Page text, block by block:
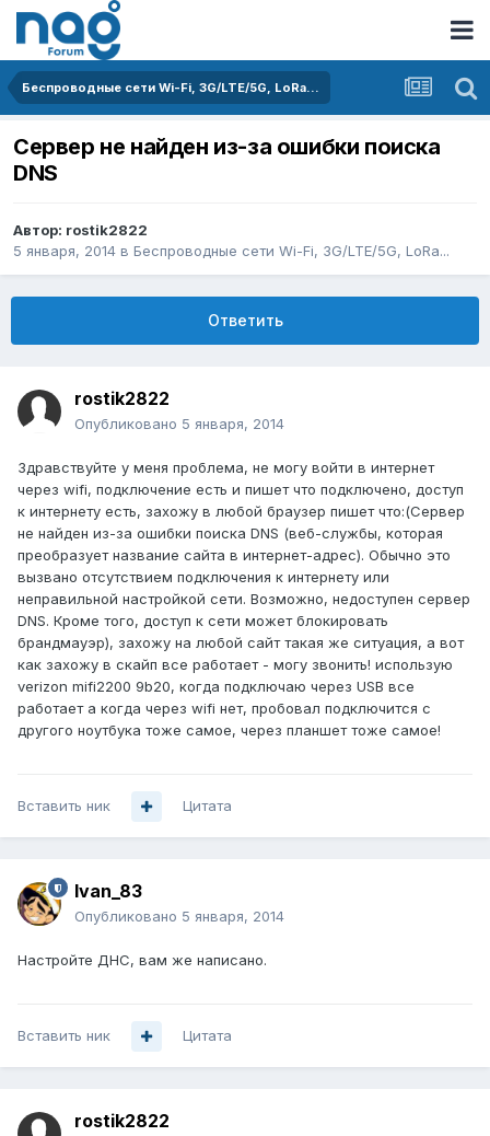
Беспроводные сети Wi-Fi, 3G/LTE/5G, LoRa...
Сервер не найден из-за ошибки поиска
DNS
Автор: rostik2822
5 января, 2014 в Беспроводные сети Wi-Fi, 3G/LTE/5G, LoRa...
Ответить
rostik2822
Опубликовано 5 января, 2014
Здравствуйте у меня проблема, не могу войти в интернет
через wifi, подключение есть и пишет что подключено, доступ
к интернету есть, захожу в любой браузер пишет что:(Сервер
не найден из-за ошибки поиска DNS (веб-службы, которая
преобразует название сайта в интернет-адрес). Обычно это
вызвано отсутствием подключения к интернету или
неправильной настройкой сети. Возможно, недоступен сервер
DNS. Кроме того, доступ к сети может блокировать
брандмауэр), захожу на любой сайт такая же ситуация, а вот
как захожу в скайп все работает - могу звонить! использую
verizon mifi2200 9b20, когда подключаю через USB все
работает а когда через wifi нет, пробовал подключится с
другого ноутбука тоже самое, через планшет тоже самое!
Вставить ник Цитата
Ivan_83
Опубликовано 5 января, 2014
Настройте ДНС, вам же написано.
Вставить ник Цитата
rostik2822